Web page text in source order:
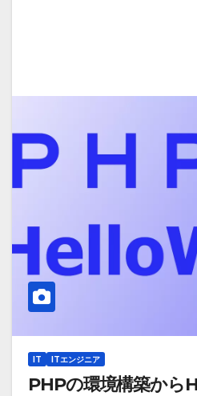
IT ITエンジニア
PHPの環境構築か